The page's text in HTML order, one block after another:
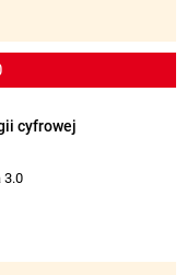
cyfrowej
3.0